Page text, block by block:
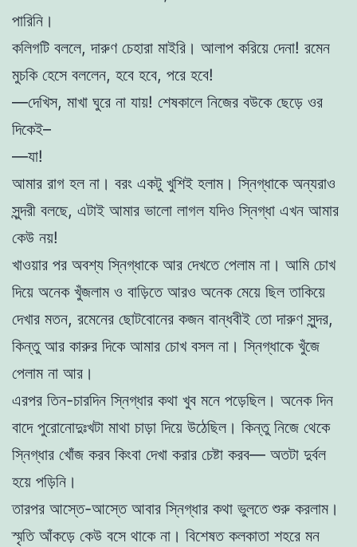
পারিনি।
কলিগটি বললে, দারুণ চেহারা মাইরি। আলাপ করিয়ে দেনা! রমেন
মুচকি হেসে বললেন, হবে হবে, পরে হবে!
—দেখিস, মাখা ঘুরে না যায়! শেষকালে নিজের বউকে ছেড়ে ওর
দিকেই–
—যা!
আমার রাগ হল না। বরং একটু খুশিই হলাম। স্নিগ্ধাকে অন্যরাও
সুন্দরী বলছে, এটাই আমার ভালো লাগল যদিও স্নিগ্ধা এখন আমার
কেউ নয়!
খাওয়ার পর অবশ্য স্নিগ্ধাকে আর দেখতে পেলাম না। আমি চোখ
দিয়ে অনেক খুঁজলাম ও বাড়িতে আরও অনেক মেয়ে ছিল তাকিয়ে
দেখার মতন, রমেনের ছোটবোনের কজন বান্ধবীই তো দারুণ সুন্দর,
কিন্তু আর কারুর দিকে আমার চোখ বসল না। স্নিগ্ধাকে খুঁজে
পেলাম না আর।
এরপর তিন-চারদিন স্নিগ্ধার কথা খুব মনে পড়েছিল। অনেক দিন
বাদে পুরোনোদুঃখটা মাথা চাড়া দিয়ে উঠেছিল। কিন্তু নিজে থেকে
স্নিগ্ধার খোঁজ করব কিংবা দেখা করার চেষ্টা করব— অতটা দুর্বল
হয়ে পড়িনি।
তারপর আস্তে-আস্তে আবার স্নিগ্ধার কথা ভুলতে শুরু করলাম।
স্মৃতি আঁকড়ে কেউ বসে থাকে না। বিশেষত কলকাতা শহরে মন